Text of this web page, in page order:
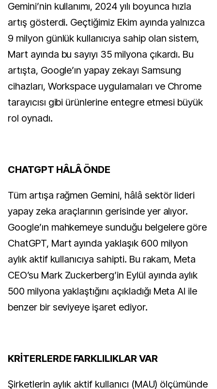
Gemini’nin kullanımı, 2024 yılı boyunca hızla
artış gösterdi. Geçtiğimiz Ekim ayında yalnızca
9 milyon günlük kullanıcıya sahip olan sistem,
Mart ayında bu sayıyı 35 milyona çıkardı. Bu
artışta, Google’ın yapay zekayı Samsung
cihazları, Workspace uygulamaları ve Chrome
tarayıcısı gibi ürünlerine entegre etmesi büyük
rol oynadı.
CHATGPT HÂLÂ ÖNDE
Tüm artışa rağmen Gemini, hâlâ sektör lideri
yapay zeka araçlarının gerisinde yer alıyor.
Google’ın mahkemeye sunduğu belgelere göre
ChatGPT, Mart ayında yaklaşık 600 milyon
aylık aktif kullanıcıya sahipti. Bu rakam, Meta
CEO’su Mark Zuckerberg’in Eylül ayında aylık
500 milyona yaklaştığını açıkladığı Meta AI ile
benzer bir seviyeye işaret ediyor.
KRİTERLERDE FARKLILIKLAR VAR
Şirketlerin aylık aktif kullanıcı (MAU) ölçümünde